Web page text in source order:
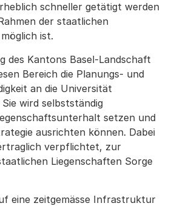
schneller getätigt werden
der staatlichen
ist.
des Kantons Basel-Landschaft
Bereich die Planungs- und
an die Universität
wird selbstständig
setzen und
ausrichten können. Dabei
verpflichtet, zur
Liegenschaften Sorge
eine zeitgemässe Infrastruktur